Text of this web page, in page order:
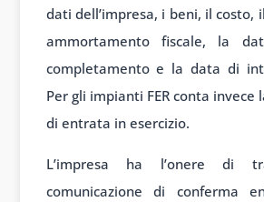
dati dell’impresa, i beni, il costo,
ammortamento fiscale, la
completamento e la data di
Per gli impianti FER conta
di entrata in esercizio.
L’impresa ha l’onere di
comunicazione di conferma